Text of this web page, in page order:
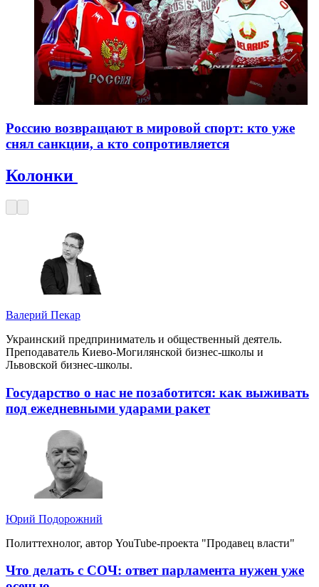
Россию возвращают в мировой спорт: кто уже
снял санкции, а кто сопротивляется
Колонки
Валерий Пекар
Украинский предприниматель и общественный деятель.
Преподаватель Киево-Могилянской бизнес-школы и
Львовской бизнес-школы.
Государство о нас не позаботится: как выживать
под ежедневными ударами ракет
Юрий Подорожний
Политтехнолог, автор YouTube-проекта "Продавец власти"
Что делать с СОЧ: ответ парламента нужен уже